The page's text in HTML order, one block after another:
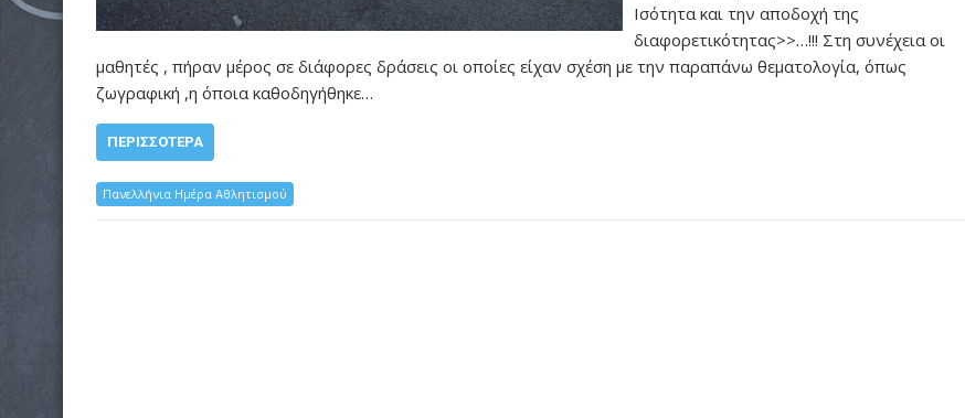
Ισότητα και την αποδοχή της
διαφορετικότητας>>…!!! Στη συνέχεια οι
μαθητές , πήραν μέρος σε διάφορες δράσεις οι οποίες είχαν σχέση με την παραπάνω θεματολογία, όπως
ζωγραφική ,η όποια καθοδηγήθηκε…
ΠΕΡΙΣΣΌΤΕΡΑ
Πανελλήνια Ημέρα Αθλητισμού